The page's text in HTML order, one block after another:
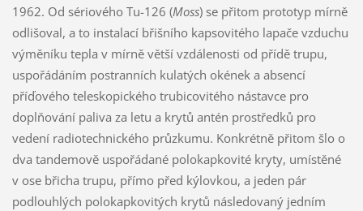
1962. Od sériového Tu-126 (Moss) se přitom prototyp mírně
odlišoval, a to instalací břišního kapsovitého lapače vzduchu
výměníku tepla v mírně větší vzdálenosti od přídě trupu,
uspořádáním postranních kulatých okének a absencí
příďového teleskopického trubicovitého nástavce pro
doplňování paliva za letu a krytů antén prostředků pro
vedení radiotechnického průzkumu. Konkrétně přitom šlo o
dva tandemově uspořádané polokapkovité kryty, umístěné
v ose břicha trupu, přímo před kýlovkou, a jeden pár
podlouhlých polokapkovitých krytů následovaný jedním